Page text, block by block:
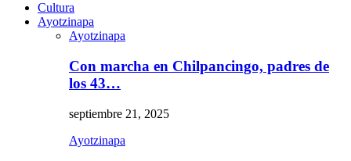
Cultura
Ayotzinapa
Ayotzinapa
Con marcha en Chilpancingo, padres de
los 43…
septiembre 21, 2025
Ayotzinapa